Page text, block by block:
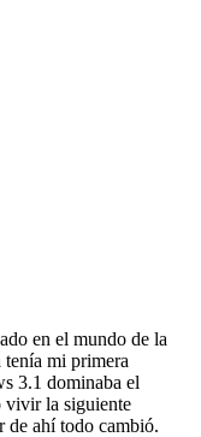
en el mundo de la
tenía mi primera
3.1 dominaba el
vivir la siguiente
de ahí todo cambió.